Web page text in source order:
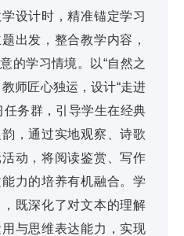
设计时，精准锚定学习
出发，整合教学内容，
的学习情境。以“自然之
师匠心独运，设计“走进
任务群，引导学生在经典
，通过实地观察、诗歌
动，将阅读鉴赏、写作
力的培养有机融合。学
既深化了对文本的理解
与思维表达能力，实现